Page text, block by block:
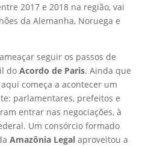
2017 e 2018 na região, vai
da Alemanha, Noruega e
seguir os passos de
do Acordo de Paris. Ainda que
começa a acontecer um
parlamentares, prefeitos e
entrar nas negociações, à
Um consórcio formado
Amazônia Legalaproveitou a